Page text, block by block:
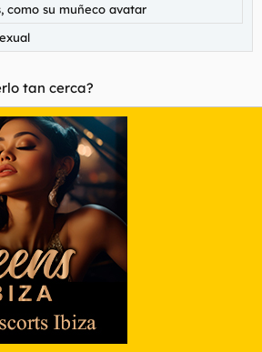
como su muñeco avatar
tan cerca?